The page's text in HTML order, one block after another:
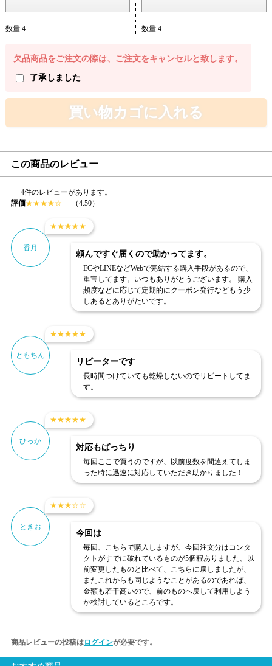
数量 4 数量 4
欠品商品をご注文の際は、ご注文をキャンセルと致します。
了承しました
買い物カゴに入れる
この商品のレビュー
4件のレビューがあります。
評価★★★★☆ （4.50）
★★★★★
香月
頼んですぐ届くので助かってます。
ECやLINEなどWebで完結する購入手段があるので、
重宝してます。いつもありがとうございます。 購入
頻度などに応じて定期的にクーポン発行などもう少
しあるとありがたいです。
★★★★★
ともちん
リピーターです
長時間つけていても乾燥しないのでリピートしてま
す。
★★★★★
ひっか
対応もばっちり
毎回ここで買うのですが、以前度数を間違えてしま
った時に迅速に対応していただき助かりました！
★★★☆☆
ときお
今回は
毎回、こちらで購入しますが、今回注文分はコンタ
クトがすでに破れているものが5個程ありました。以
前変更したものと比べて、こちらに戻しましたが、
またこれからも同じようなことがあるのであれば、
金額も若干高いので、前のものへ戻して利用しよう
か検討しているところです。
商品レビューの投稿はログインが必要です。